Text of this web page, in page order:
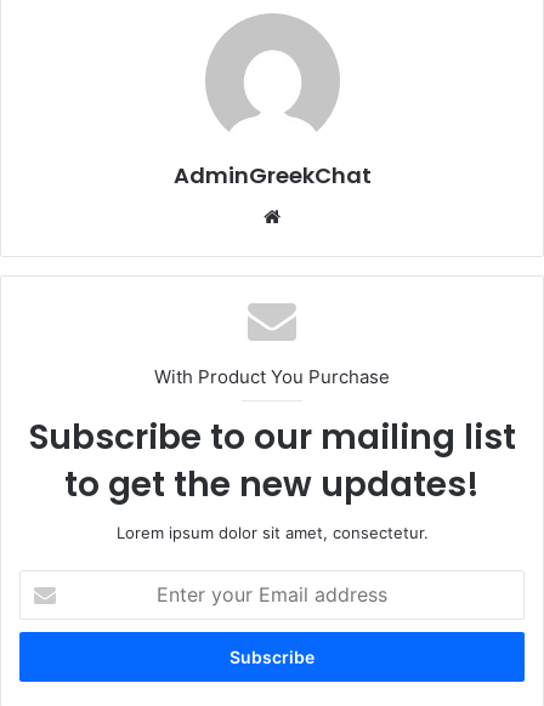
AdminGreekChat
With Product You Purchase
Subscribe to our mailing list
to get the new updates!
Lorem ipsum dolor sit amet, consectetur.
your
Email